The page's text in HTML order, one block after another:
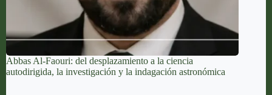
Abbas Al-Faouri: del desplazamiento a la ciencia
autodirigida, la investigación y la indagación astronómica